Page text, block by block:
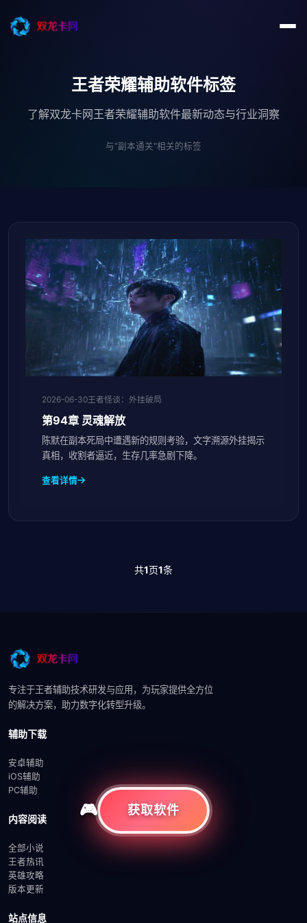
王者荣耀辅助软件标签
了解双龙卡网王者荣耀辅助软件最新动态与行业洞察
与"副本通关"相关的标签
2026-06-30王者怪谈：外挂破局
第94章 灵魂解放
陈默在副本死局中遭遇新的规则考验，文字溯源外挂揭示
真相，收割者逼近，生存几率急剧下降。
查看详情
共1页1条
专注于王者辅助技术研发与应用，为玩家提供全方位
的解决方案，助力数字化转型升级。
辅助下载
安卓辅助
iOS辅助
PC辅助
内容阅读
全部小说
王者热讯
英雄攻略
版本更新
站点信息
获取软件